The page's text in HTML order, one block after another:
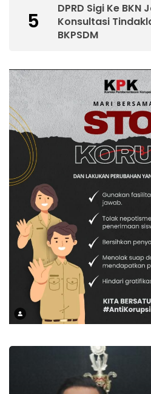
5
DPRD Sigi Ke
Konsultasi
BKPSDM